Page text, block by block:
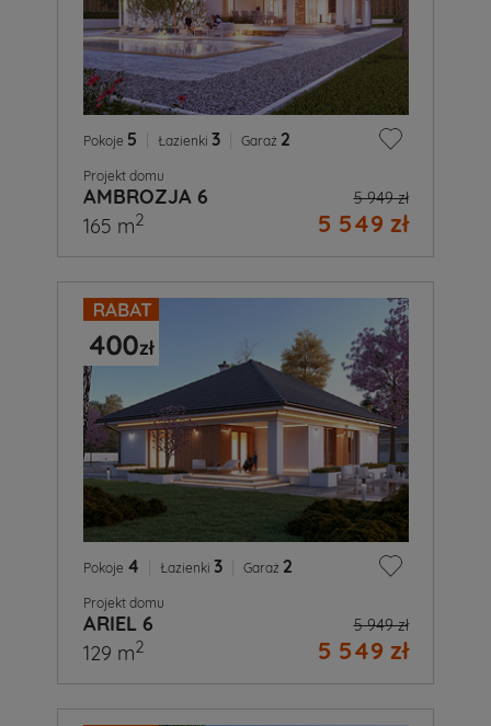
Pokoje 5 Łazienki 3 Garaż 2
Projekt domu
AMBROZJA 6 5 949 zł
5 549 zł
165 m2
Pokoje 4 Łazienki 3 Garaż 2
Projekt domu
ARIEL 6 5 949 zł
5 549 zł
129 m2